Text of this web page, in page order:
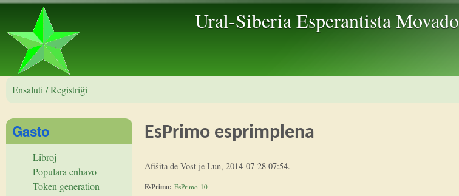
Ural-Siberia Esperantista Movado
Ensaluti / Registriĝi
EsPrimo esprimplena
Afiŝita deVost jeLun, 2014-07-28 07:54.
EsPrimo:EsPrimo-10
Gasto
Libroj
Populara enhavo
Token generation